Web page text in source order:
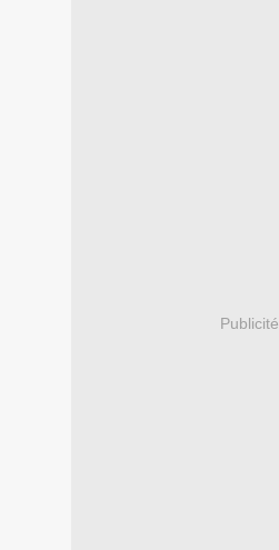
Publicité